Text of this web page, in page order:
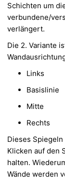
Schichten um
verbundene/
verlängert.
Die 2. Variante
Links
Basislinie
Mitte
Rechts
Dieses
Klicken auf den
halten.
Wände werden